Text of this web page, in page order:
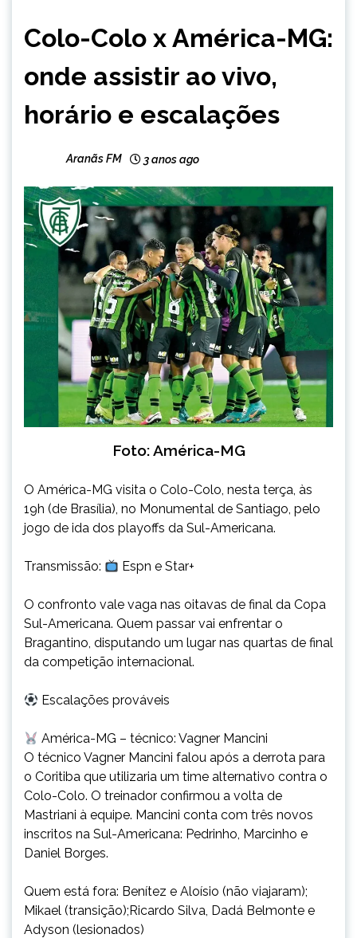
Colo-Colo x América-MG:
onde assistir ao vivo,
horário e escalações
Aranãs FM 3 anos ago
Foto: América-MG
O América-MG visita o Colo-Colo, nesta terça, às
19h (de Brasília), no Monumental de Santiago, pelo
jogo de ida dos playoffs da Sul-Americana.
Transmissão: Espn e Star+
O confronto vale vaga nas oitavas de final da Copa
Sul-Americana. Quem passar vai enfrentar o
Bragantino, disputando um lugar nas quartas de final
da competição internacional.
Escalações prováveis
América-MG – técnico: Vagner Mancini
O técnico Vagner Mancini falou após a derrota para
o Coritiba que utilizaria um time alternativo contra o
Colo-Colo. O treinador confirmou a volta de
Mastriani à equipe. Mancini conta com três novos
inscritos na Sul-Americana: Pedrinho, Marcinho e
Daniel Borges.
Quem está fora: Benítez e Aloísio (não viajaram);
Mikael (transição);Ricardo Silva, Dadá Belmonte e
Adyson (lesionados)